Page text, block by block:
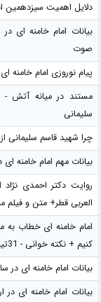
دلایل اهمیت سیزدهمین
بیانات امام خامنه ای
صوت
پیام نوروزی امام خامنه ای
مستند در میانه آتش -
سلیمانی
چرا شهید قاسم سلیمانی
بیانات مهم امام خامنه
روایت دکتر احمدی
العربی قطر+ متن و فیلم
امام خامنه ای خطاب به
کنیم + نکته خوانی - 31تیر99
بیانات امام خامنه ای در
بیانات امام خامنه ای